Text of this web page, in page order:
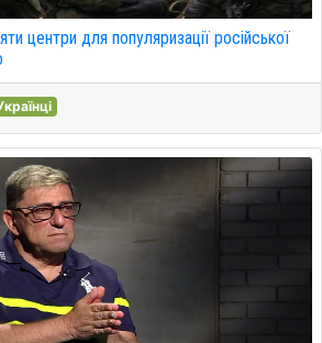
центри для популяризації російської